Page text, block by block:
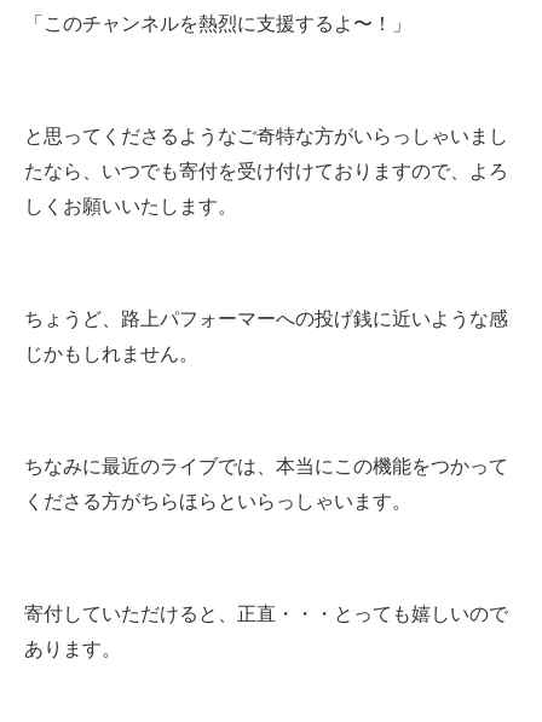
「このチャンネルを熱烈に支援するよ〜！」
と思ってくださるようなご奇特な方がいらっしゃいまし
たなら、いつでも寄付を受け付けておりますので、よろ
しくお願いいたします。
ちょうど、路上パフォーマーへの投げ銭に近いような感
じかもしれません。
ちなみに最近のライブでは、本当にこの機能をつかって
くださる方がちらほらといらっしゃいます。
寄付していただけると、正直・・・とっても嬉しいので
あります。